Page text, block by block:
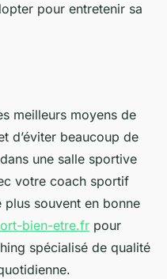
pour entretenir sa
meilleurs moyens de
d’éviter beaucoup de
une salle sportive
votre coach sportif
souvent en bonne
bien-etre.fr pour
spécialisé de qualité